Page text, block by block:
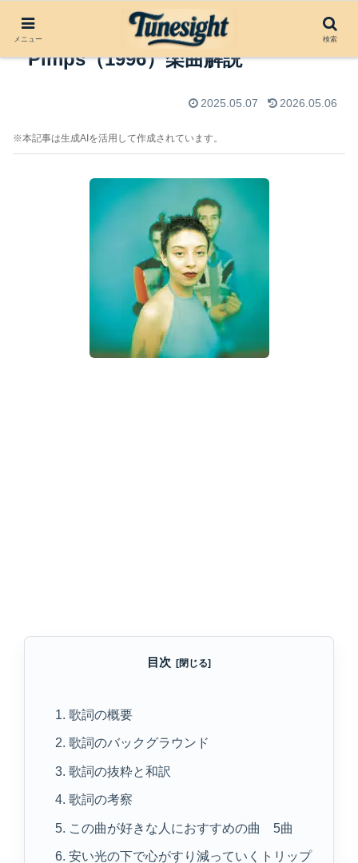
Tesko Suicide by Sneaker
Pimps（1996）楽曲解説
2025.05.07 2026.05.06
※本記事は生成AIを活用して作成されています。
目次
1. 歌詞の概要
2. 歌詞のバックグラウンド
3. 歌詞の抜粋と和訳
4. 歌詞の考察
5. この曲が好きな人におすすめの曲 5曲
6. 安い光の下で心がすり減っていくトリップ
メニュー 検索